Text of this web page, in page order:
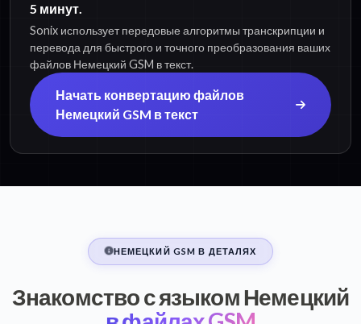
5 минут.
Sonix использует передовые алгоритмы транскрипции и
перевода для быстрого и точного преобразования ваших
файлов Немецкий GSM в текст.
Начать конвертацию файлов
Немецкий GSM в текст
НЕМЕЦКИЙ GSM В ДЕТАЛЯХ
Знакомство с языком Немецкий